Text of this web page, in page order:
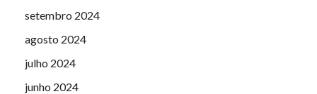
setembro 2024
agosto 2024
julho 2024
junho 2024